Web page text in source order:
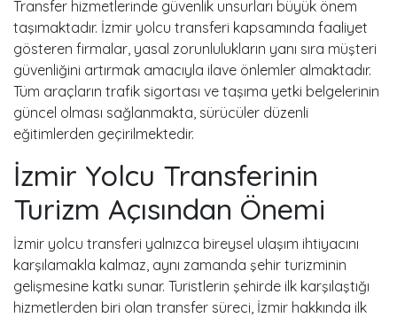
Transfer hizmetlerinde güvenlik unsurları büyük önem
taşımaktadır. İzmir yolcu transferi kapsamında faaliyet
gösteren firmalar, yasal zorunlulukların yanı sıra müşteri
güvenliğini artırmak amacıyla ilave önlemler almaktadır.
Tüm araçların trafik sigortası ve taşıma yetki belgelerinin
güncel olması sağlanmakta, sürücüler düzenli
eğitimlerden geçirilmektedir.
İzmir Yolcu Transferinin
Turizm Açısından Önemi
İzmir yolcu transferi yalnızca bireysel ulaşım ihtiyacını
karşılamakla kalmaz, aynı zamanda şehir turizminin
gelişmesine katkı sunar. Turistlerin şehirde ilk karşılaştığı
hizmetlerden biri olan transfer süreci, İzmir hakkında ilk